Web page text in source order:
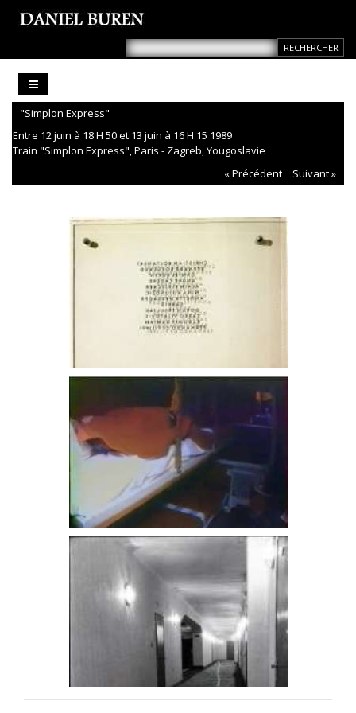
"Simplon Express"
Entre 12 juin à 18 H 50 et 13 juin à 16 H 15 1989
Train "Simplon Express", Paris - Zagreb, Yougoslavie
« Précédent
Suivant »